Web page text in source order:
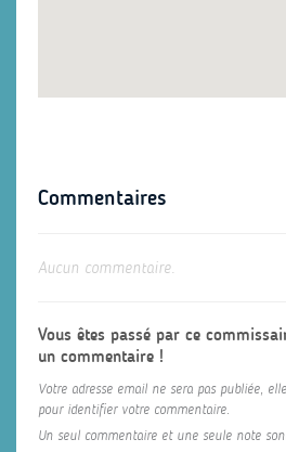
Commentaires
Aucun commentaire.
Vous êtes passé par ce
un commentaire !
Votre adresse email ne sera pas publiée,
pour identifier votre commentaire.
Un seul commentaire et une seule note